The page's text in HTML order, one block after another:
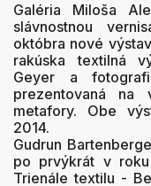
Galéria Miloša
slávnostnou
októbra nové
rakúska textilná
Geyer a
prezentovaná na
metafory. Obe
2014.
Gudrun
po prvýkrát v
Trienále textilu -